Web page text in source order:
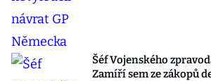
Šéf Vojenského
Zamíří sem ze zákopů